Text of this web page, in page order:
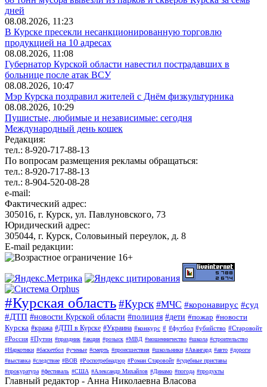
дней
08.08.2026, 11:23
В Курске пресекли несанкционированную торговлю
продукцией на 10 адресах
08.08.2026, 11:08
Губернатор Курской области навестил пострадавших в
больнице после атак ВСУ
08.08.2026, 10:47
Мэр Курска поздравил жителей с Днём физкультурника
08.08.2026, 10:29
Пушистые, любимые и независимые: сегодня
Международный день кошек
Редакция:
тел.: 8-920-717-88-13
По вопросам размещения рекламы обращаться:
тел.: 8-920-717-88-13
тел.: 8-904-520-08-28
e-mail:
Фактический адрес:
305016, г. Курск, ул. Павлуновского, 73
Юридический адрес:
305044, г. Курск, Соловьиный переулок, д. 8
E-mail редакции:
#Курская область#Курск #МЧС #коронавирус #суд
#ДТП #новости Курской области #полиция #дети #пожар #новости
Курска #кража #ДТП в Курске #Украина #конкурс # #футбол #убийство #Старовойт
#Россия #Путин #праздник #акция #розыск #МВД #мошенничество #школа #строительство
#Наркотики #баскетбол #ученые #смерть #происшествия #школьники #Авангард #авто #дороги
#выставка #следствие #ВОВ #Роспотребнадзор #Роман Старовойт #судебные приставы
#прокуратура #фестиваль #США #Александр Михайлов #Динамо #погода #продукты
Главный редактор - Анна Николаевна Власова